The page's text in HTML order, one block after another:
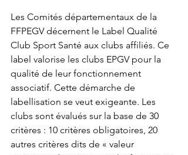
Les Comités départementaux de la
FFPEGV décernent le Label Qualité
Club Sport Santé aux clubs affiliés. Ce
label valorise les clubs EPGV pour la
qualité de leur fonctionnement
associatif. Cette démarche de
labellisation se veut exigeante. Les
clubs sont évalués sur la base de 30
critères : 10 critères obligatoires, 20
autres critères dits de « valeur